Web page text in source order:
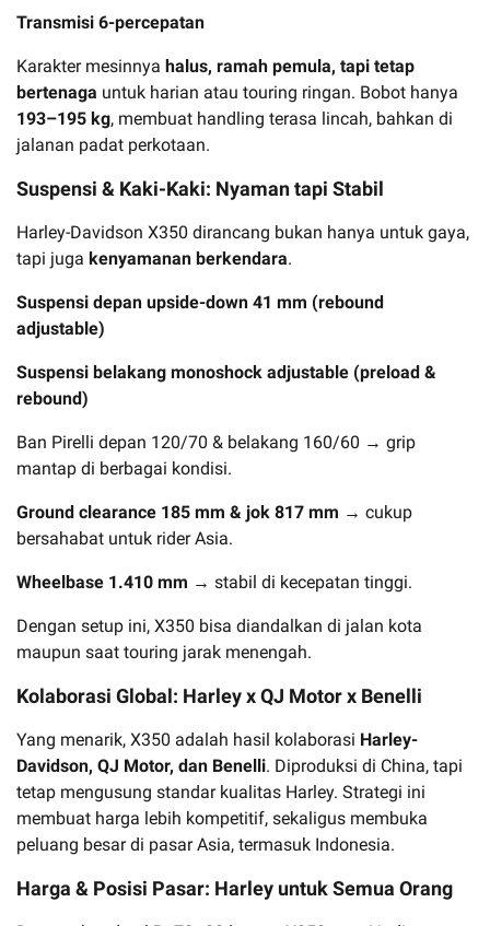
Transmisi 6-percepatan
Karakter mesinnya halus, ramah pemula, tapi tetap
bertenaga untuk harian atau touring ringan. Bobot hanya
193–195 kg, membuat handling terasa lincah, bahkan di
jalanan padat perkotaan.
Suspensi & Kaki-Kaki: Nyaman tapi Stabil
Harley-Davidson X350 dirancang bukan hanya untuk gaya,
tapi juga kenyamanan berkendara.
Suspensi depan upside-down 41 mm (rebound
adjustable)
Suspensi belakang monoshock adjustable (preload &
rebound)
Ban Pirelli depan 120/70 & belakang 160/60 → grip
mantap di berbagai kondisi.
Ground clearance 185 mm & jok 817 mm → cukup
bersahabat untuk rider Asia.
Wheelbase 1.410 mm → stabil di kecepatan tinggi.
Dengan setup ini, X350 bisa diandalkan di jalan kota
maupun saat touring jarak menengah.
Kolaborasi Global: Harley x QJ Motor x Benelli
Yang menarik, X350 adalah hasil kolaborasi Harley-
Davidson, QJ Motor, dan Benelli. Diproduksi di China, tapi
tetap mengusung standar kualitas Harley. Strategi ini
membuat harga lebih kompetitif, sekaligus membuka
peluang besar di pasar Asia, termasuk Indonesia.
Harga & Posisi Pasar: Harley untuk Semua Orang